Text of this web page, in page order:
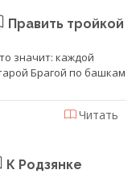
Править тройкой
значит: каждой
Брагой по башкам
Читать
К Родзянке